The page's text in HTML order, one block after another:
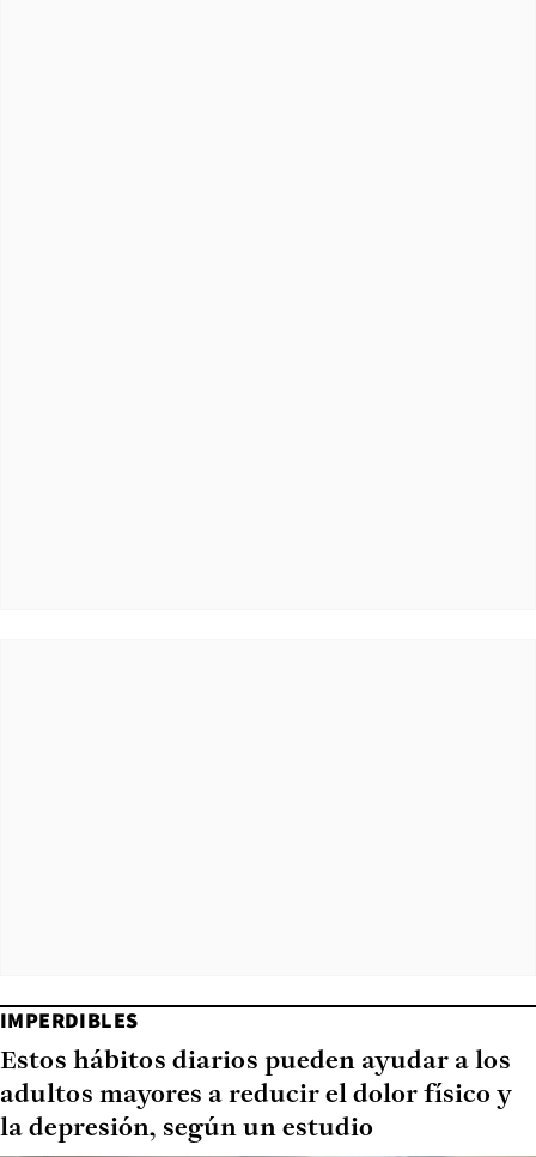
IMPERDIBLES
Estos hábitos diarios pueden ayudar a los
adultos mayores a reducir el dolor físico y
la depresión, según un estudio